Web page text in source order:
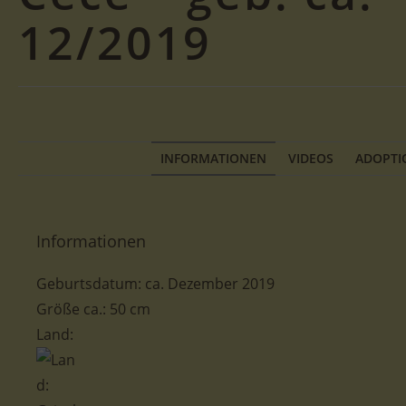
12/2019
INFORMATIONEN VIDEOS
Informationen
Geburtsdatum: ca. Dezember 2019
Größe ca.: 50 cm
Land: